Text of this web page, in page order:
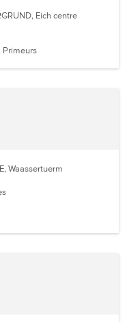
Eich centre
Primeurs
Waassertuerm